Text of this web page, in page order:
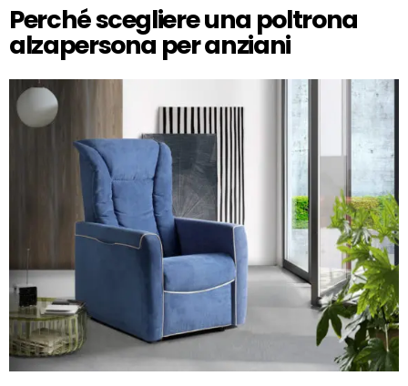
Perché scegliere una poltrona
alzapersona per anziani